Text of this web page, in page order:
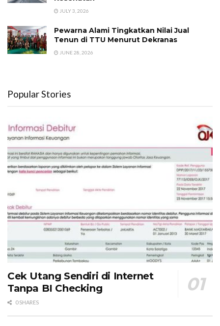
JULY 3, 2026
Pewarna Alami Tingkatkan Nilai Jual
Tenun di TTU Menurut Dekranas
JUNE 28, 2026
Popular Stories
Cek Utang Sendiri di Internet
Tanpa BI Checking
0 SHARES